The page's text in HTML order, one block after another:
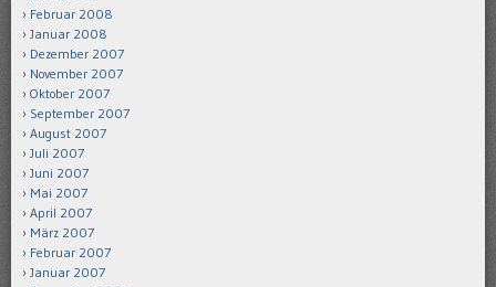
Februar 2008
Januar 2008
Dezember 2007
November 2007
Oktober 2007
September 2007
August 2007
Juli 2007
Juni 2007
Mai 2007
April 2007
März 2007
Februar 2007
Januar 2007